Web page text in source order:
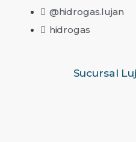
@hidrogas.lujan
hidrogas
Sucursal